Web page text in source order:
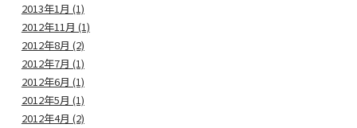
2013年1月 (1)
2012年11月 (1)
2012年8月 (2)
2012年7月 (1)
2012年6月 (1)
2012年5月 (1)
2012年4月 (2)